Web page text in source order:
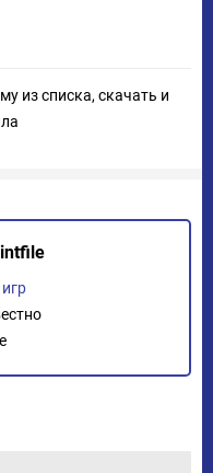
из списка, скачать и